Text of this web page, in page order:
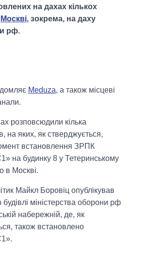
на дахах кількох
Москві, зокрема, на даху
рф.
Meduza, а також місцеві
розповсюдили кілька
на яких, як стверджується,
встановлення ЗРПК
на будинку 8 у Тетеринському
в Москві.
Майкл Боровіц опублікував
міністерства оборони рф
набережній, де, як
також встановлено